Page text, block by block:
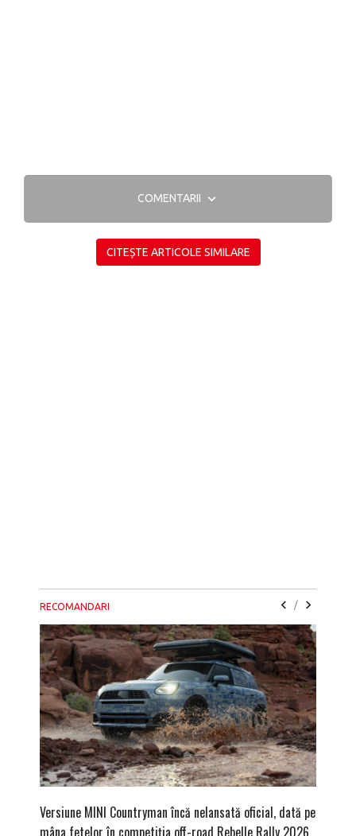
COMENTARII
CITEȘTE ARTICOLE SIMILARE
RECOMANDARI /
Versiune MINI Countryman încă nelansată oficial, dată pe
mâna fetelor în competiția off-road Rebelle Rally 2026